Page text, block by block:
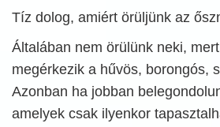
Tíz dolog, amiért örüljünk az
Általában nem örülünk neki,
megérkezik a hűvös, borongós,
Azonban ha jobban
amelyek csak ilyenkor